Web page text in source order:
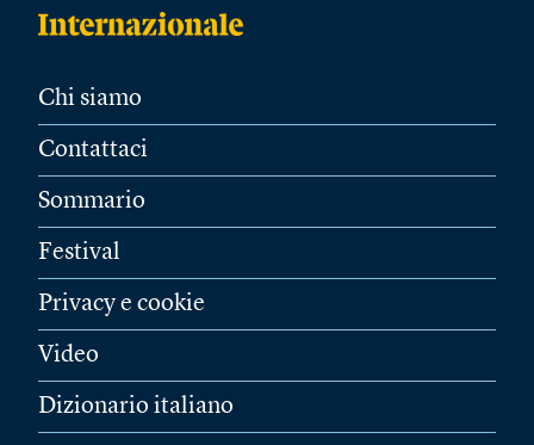
Chi siamo
Contattaci
Sommario
Festival
Privacy e cookie
Video
Dizionario italiano